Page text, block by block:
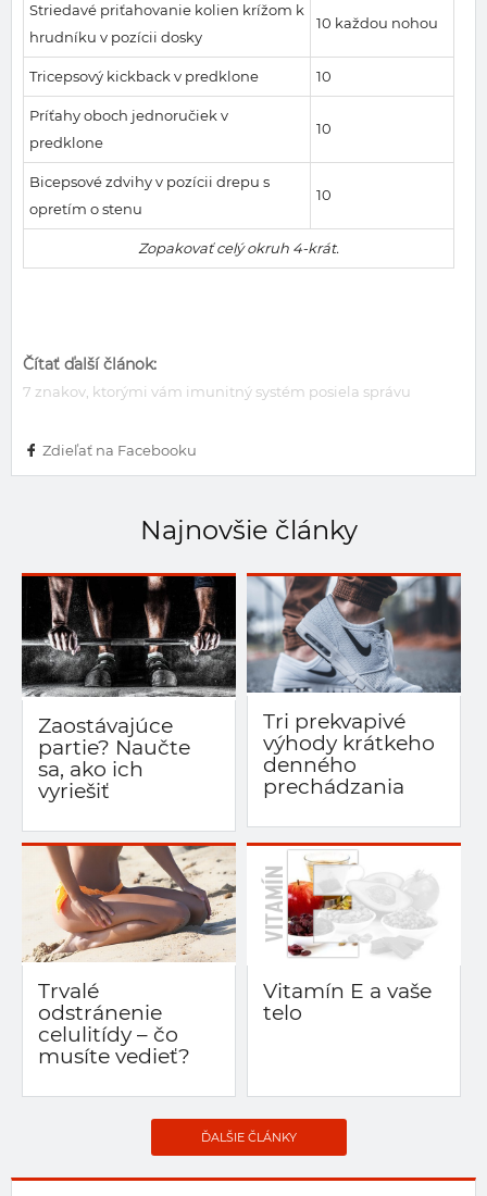
Striedavé priťahovanie kolien krížom k
hrudníku v pozícii dosky
10 každou nohou
Tricepsový kickback v predklone 10
Príťahy oboch jednoručiek v
predklone
10
Bicepsové zdvihy v pozícii drepu s
opretím o stenu
10
Zopakovať celý okruh 4-krát.
Čítať ďalší článok:
7 znakov, ktorými vám imunitný systém posiela správu
Zdieľať na Facebooku
Najnovšie články
Zaostávajúce
partie? Naučte
sa, ako ich
vyriešiť
Tri prekvapivé
výhody krátkeho
denného
prechádzania
Trvalé
odstránenie
celulitídy – čo
musíte vedieť?
Vitamín E a vaše
telo
ĎALŠIE ČLÁNKY